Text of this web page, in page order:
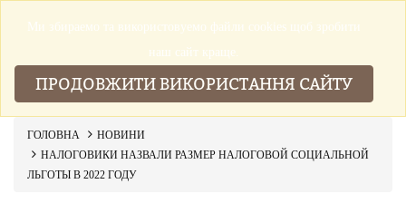
ГОЛОВНА
НОВИНИ
НАЛОГОВИКИ НАЗВАЛИ РАЗМЕР НАЛОГОВОЙ СОЦИАЛЬНОЙ
ЛЬГОТЫ В 2022 ГОДУ
Ми збираемо та використовуемо файли cookies щоб зробити
наш сайт краще.
ПРОДОВЖИТИ ВИКОРИСТАННЯ САЙТУ